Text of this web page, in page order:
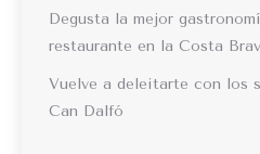
Degusta la mejor
restaurante en la Costa
Vuelve a deleitarte con los
Can Dalfó